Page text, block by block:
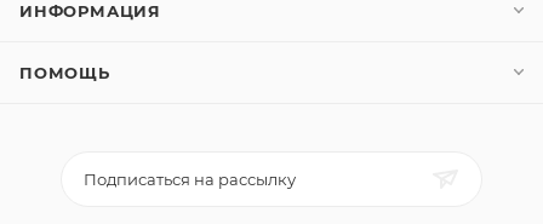
ИНФОРМАЦИЯ
ПОМОЩЬ
Подписаться на рассылку